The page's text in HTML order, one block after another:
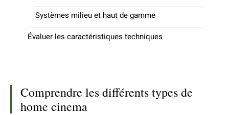
Systèmes milieu et haut de gamme
Évaluer les caractéristiques techniques
Comprendre les différents types de
home cinema